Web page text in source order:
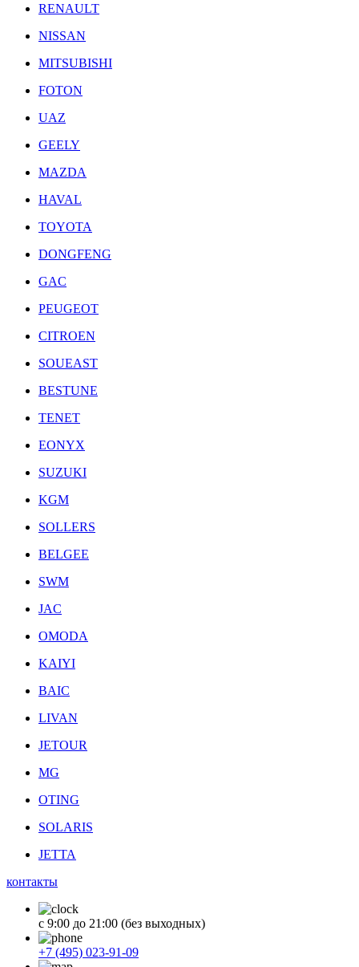
RENAULT
NISSAN
MITSUBISHI
FOTON
UAZ
GEELY
MAZDA
HAVAL
TOYOTA
DONGFENG
GAC
PEUGEOT
CITROEN
SOUEAST
BESTUNE
TENET
EONYX
SUZUKI
KGM
SOLLERS
BELGEE
SWM
JAC
OMODA
KAIYI
BAIC
LIVAN
JETOUR
MG
OTING
SOLARIS
JETTA
контакты
с 9:00 до 21:00 (без выходных)
+7 (495) 023-91-09